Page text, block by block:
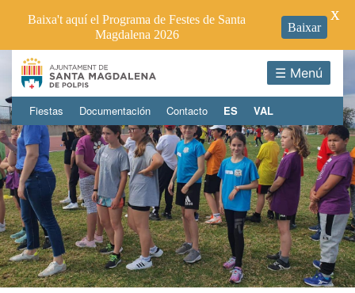
☰ Menú
Fiestas Documentación Contacto ES VAL
Baixa't aquí el Programa de Festes de Santa
Magdalena 2026
Baixar
X